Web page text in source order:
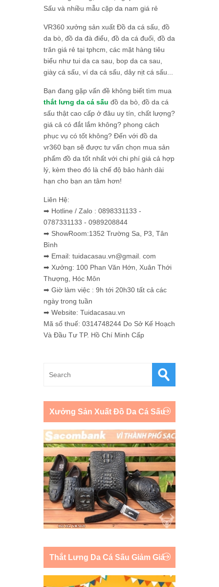
Sấu và nhiều mẫu cặp da nam giá rẻ
VR360 xưởng sản xuất Đồ da cá sấu, đồ
da bò, đồ da đà điểu, đồ da cá đuối, đồ da
trăn giá rẻ tại tphcm, các mặt hàng tiêu
biểu như tui da ca sau, bop da ca sau,
giày cá sấu, ví da cá sấu, dây nịt cá sấu...
Bạn đang gặp vấn đề không biết tìm mua
thắt lưng da cá sấu đồ da bò, đồ da cá
sấu thật cao cấp ở đâu uy tín, chất lượng?
giá cả có đắt lắm không? phong cách
phục vụ có tốt không? Đến với đồ da
vr360 bạn sẽ được tư vấn chọn mua sản
phẩm đồ da tốt nhất với chi phí giá cả hợp
lý, kèm theo đó là chế độ bảo hành dài
hạn cho bạn an tâm hơn!
Liên Hệ:
➡ Hotline / Zalo : 0898331133 -
0787331133 - 0989208844
➡ ShowRoom:1352 Trường Sa, P3, Tân
Bình
➡ Email: tuidacasau.vn@gmail. com
➡ Xưởng: 100 Phan Văn Hớn, Xuân Thới
Thượng, Hóc Môn
➡ Giờ làm việc : 9h tới 20h30 tất cả các
ngày trong tuần
➡ Website: Tuidacasau.vn
Mã số thuế: 0314748244 Do Sở Kế Hoạch
Và Đầu Tư TP. Hồ Chí Minh Cấp
Xưởng Sản Xuất Đồ Da Cá Sấu
Thắt Lưng Da Cá Sấu Giảm Giá